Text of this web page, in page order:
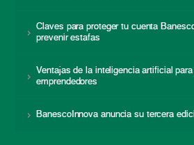
Claves para proteger tu cuenta
prevenir estafas
Ventajas de la inteligencia artificial para
emprendedores
BanescoInnova anuncia su tercera